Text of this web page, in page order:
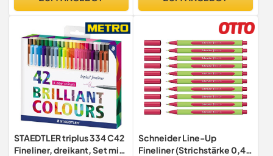
STAEDTLER triplus 334 C42
Fineliner, dreikant, Set mit
Schneider Line-Up
Fineliner (Strichstärke 0,4